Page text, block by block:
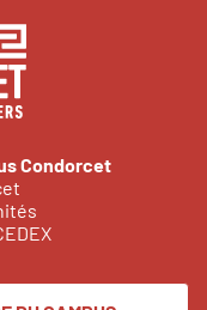
Condorcet